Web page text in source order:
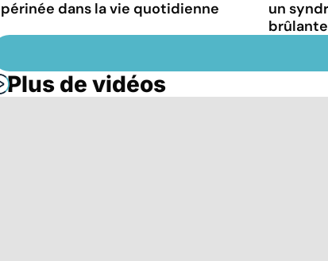
périnée dans la vie quotidienne
un
Plus de vidéos